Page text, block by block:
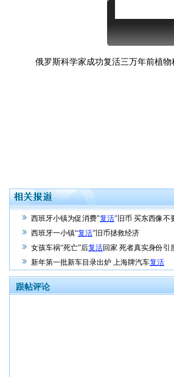
俄罗斯科学家成功复活三万年前植物
西班牙小镇为促消费"复活"旧币 买东西像不
西班牙一小镇“复活”旧币拯救经济
女孩车祸“死亡”后复活回家 死者真实身份引
新年第一批新车目录出炉 上海牌汽车复活
跟帖评论